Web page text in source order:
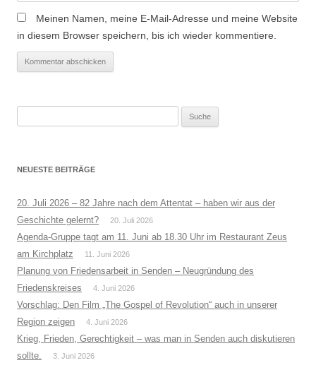
Meinen Namen, meine E-Mail-Adresse und meine Website
in diesem Browser speichern, bis ich wieder kommentiere.
nach:
NEUESTE BEITRÄGE
20. Juli 2026 – 82 Jahre nach dem Attentat – haben wir aus der
Geschichte gelernt?
20. Juli 2026
Agenda-Gruppe tagt am 11. Juni ab 18.30 Uhr im Restaurant Zeus
am Kirchplatz
11. Juni 2026
Planung von Friedensarbeit in Senden – Neugründung des
Friedenskreises
4. Juni 2026
Vorschlag: Den Film „The Gospel of Revolution“ auch in unserer
Region zeigen
4. Juni 2026
Krieg, Frieden, Gerechtigkeit – was man in Senden auch diskutieren
sollte.
3. Juni 2026